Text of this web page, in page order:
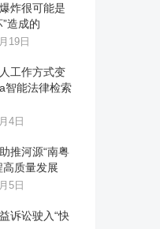
炸很可能是
造成的
19日
工作方式变
智能法律检索
4日
推河源“南粤
高质量发展
5日
诉讼驶入“快